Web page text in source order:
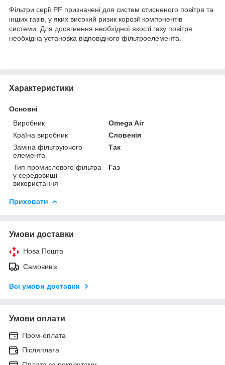
Фільтри серії PF призначені для систем стисненого повітря та
інших газів, у яких високий ризик корозії компонентів
системи. Для досягнення необхідної якості газу повітря
необхідна установка відповідного фільтроелемента.
Характеристики
Основні
Виробник
Omega Air
Країна виробник
Словенія
Заміна фільтруючого
елемента
Так
Тип промислового фільтра
у середовищі
використання
Газ
Приховати
Умови доставки
Нова Пошта
Самовивіз
Всі умови доставки
Умови оплати
Пром-оплата
Післяплата